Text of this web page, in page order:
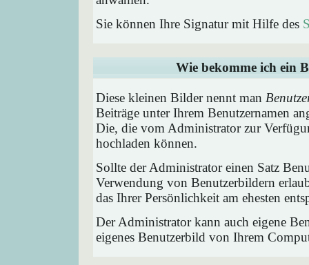
Sie können Ihre Signatur mit Hilfe des
Wie bekomme ich ein
Diese kleinen Bilder nennt man
Beiträge unter Ihrem Benutzernamen
Die, die vom Administrator zur
hochladen können.
Sollte der Administrator einen Satz
Verwendung von Benutzerbildern
das Ihrer Persönlichkeit am ehesten
Der Administrator kann auch eigene
eigenes Benutzerbild von Ihrem